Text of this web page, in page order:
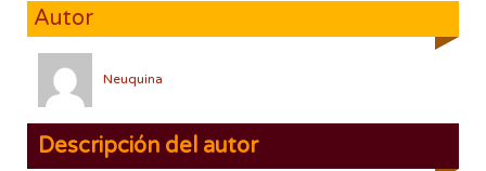
Autor
Neuquina
Descripción del autor